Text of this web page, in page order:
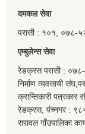
दमकल सेवा
परासी : १०१, ०७८-
एम्बुलेन्स सेवा
रेडक्रस परासी :
निर्माण व्यवसायी
क्रान्तिकारी
रेडक्रस, पंच्नगर :
सरावल गाँउपालिका